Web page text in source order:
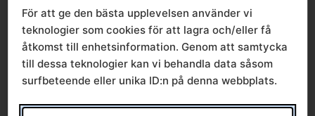
RPO barns och ungdomars
hälsa 2023-03-17
av|apr 5, 2023
RPO barns och ungdomars
hälsa 2023-01-19
För att ge den bästa upplevelsen använder vi
teknologier som cookies för att lagra och/eller få
åtkomst till enhetsinformation. Genom att samtycka
till dessa teknologier kan vi behandla data såsom
surfbeteende eller unika ID:n på denna webbplats.